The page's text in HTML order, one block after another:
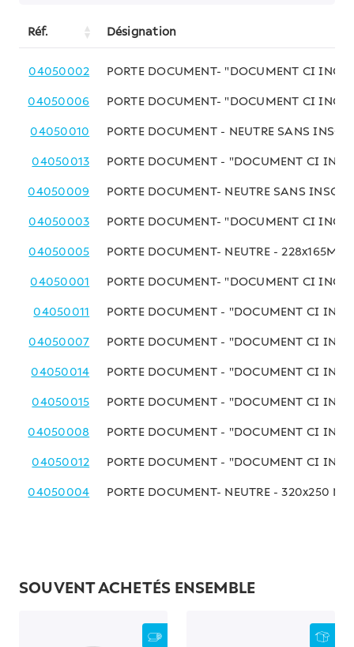
Réf. Désignation
04050002 PORTE DOCUMENT- "DOCUMENT CI
04050006 PORTE DOCUMENT- "DOCUMENT CI
04050010 PORTE DOCUMENT - NEUTRE SANS
04050013 PORTE DOCUMENT - "DOCUMENT CI
04050009 PORTE DOCUMENT- NEUTRE SANS
04050003 PORTE DOCUMENT- "DOCUMENT CI
04050005 PORTE DOCUMENT- NEUTRE - 228x165MM
04050001 PORTE DOCUMENT- "DOCUMENT CI
04050011 PORTE DOCUMENT - "DOCUMENT CI
04050007 PORTE DOCUMENT - "DOCUMENT CI
04050014 PORTE DOCUMENT - "DOCUMENT CI
04050015 PORTE DOCUMENT - "DOCUMENT CI
04050008 PORTE DOCUMENT - "DOCUMENT CI
04050012 PORTE DOCUMENT - "DOCUMENT CI
04050004 PORTE DOCUMENT- NEUTRE - 320x250
SOUVENT ACHETÉS ENSEMBLE